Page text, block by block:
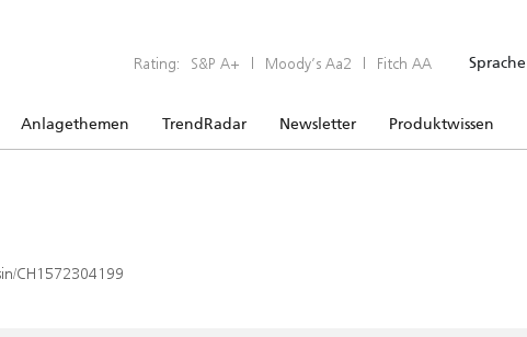
Rating: S&P A+ | Moody’s Aa2 | Fitch AA Sprache
Anlagethemen TrendRadar Newsletter Produktwissen
CH1572304199